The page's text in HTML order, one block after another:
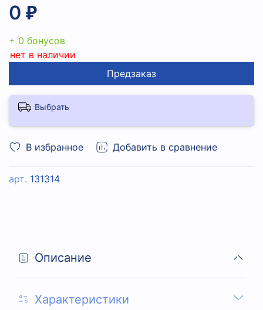
В избранное Добавить в сравнение
арт. 131314
0 ₽
+ 0 бонусов
нет в наличии
Предзаказ
Выбрать
Описание
Характеристики